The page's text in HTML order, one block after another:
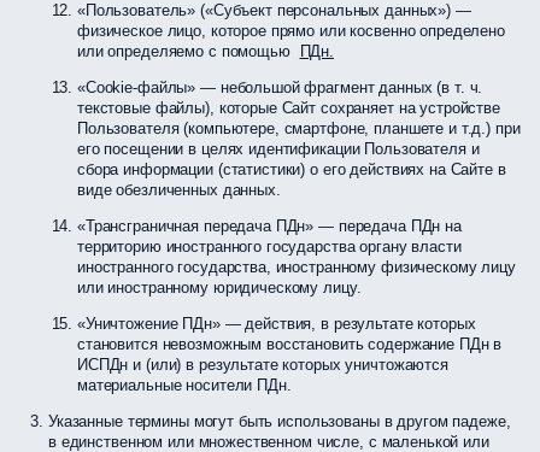
«Пользователь» («Субъект персональных данных») —
физическое лицо, которое прямо или косвенно определено
или определяемо с помощью
ПДн.
«Cookie-файлы» — небольшой фрагмент данных (в т. ч.
текстовые файлы), которые Сайт сохраняет на устройстве
Пользователя (компьютере, смартфоне, планшете и т.д.) при
его посещении в целях идентификации Пользователя и
сбора информации (статистики) о его действиях на Сайте в
виде обезличенных данных.
«Трансграничная передача ПДн» — передача ПДн на
территорию иностранного государства органу власти
иностранного государства, иностранному физическому лицу
или иностранному юридическому лицу.
«Уничтожение ПДн» — действия, в результате которых
становится невозможным восстановить содержание ПДн в
ИСПДн и (или) в результате которых уничтожаются
материальные носители ПДн.
Указанные термины могут быть использованы в другом падеже,
в единственном или множественном числе, с маленькой или